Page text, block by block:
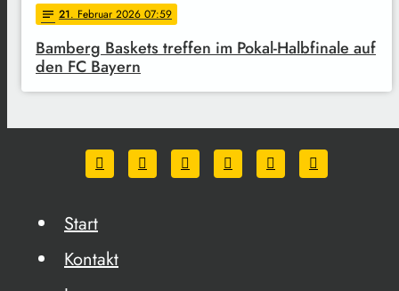
notes 21. Februar 2026 07:59
Bamberg Baskets treffen im Pokal-Halbfinale auf
den FC Bayern
Start
Kontakt